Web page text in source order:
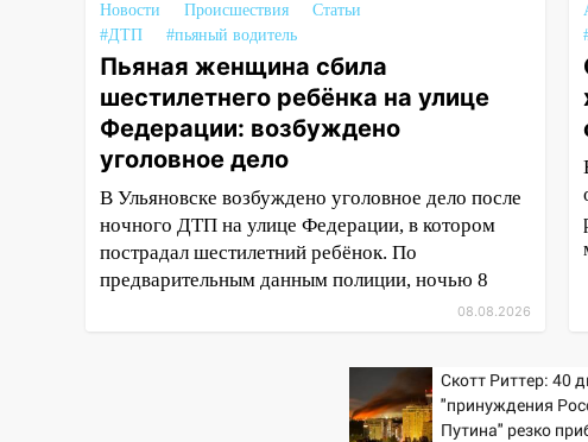
13:17
Непогода в Ульяновске
не закончится сегодня:
сильные ливни сохранятся 9
августа
13:15 Трижды «брал в долг»
без спроса: житель
Вешкаймского района похитил
у знакомого 191 тысячу рублей
13:14 Ураган оторвал светофор
на проспекте Филатова в
Дерево пробило крышу
дома на Новгородской в
Ульяновске и рухнуло на
Новости Происшествия
Статьи
#ДТП
#пьяный водитель
Пьяная женщина сбила
шестилетнего ребёнка на улице
Федерации: возбуждено
уголовное дело
В Ульяновске возбуждено уголовное дело после
ночного ДТП на улице Федерации, в котором
пострадал шестилетний ребёнок. По
предварительным данным полиции, ночью 8
08.08.2026
Скотт Риттер: 40
"принуждения
Путина" резко